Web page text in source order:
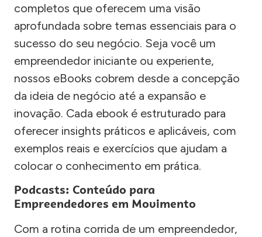
completos que oferecem uma visão
aprofundada sobre temas essenciais para o
sucesso do seu negócio. Seja você um
empreendedor iniciante ou experiente,
nossos eBooks cobrem desde a concepção
da ideia de negócio até a expansão e
inovação. Cada ebook é estruturado para
oferecer insights práticos e aplicáveis, com
exemplos reais e exercícios que ajudam a
colocar o conhecimento em prática.
Podcasts: Conteúdo para
Empreendedores em Movimento
Com a rotina corrida de um empreendedor,